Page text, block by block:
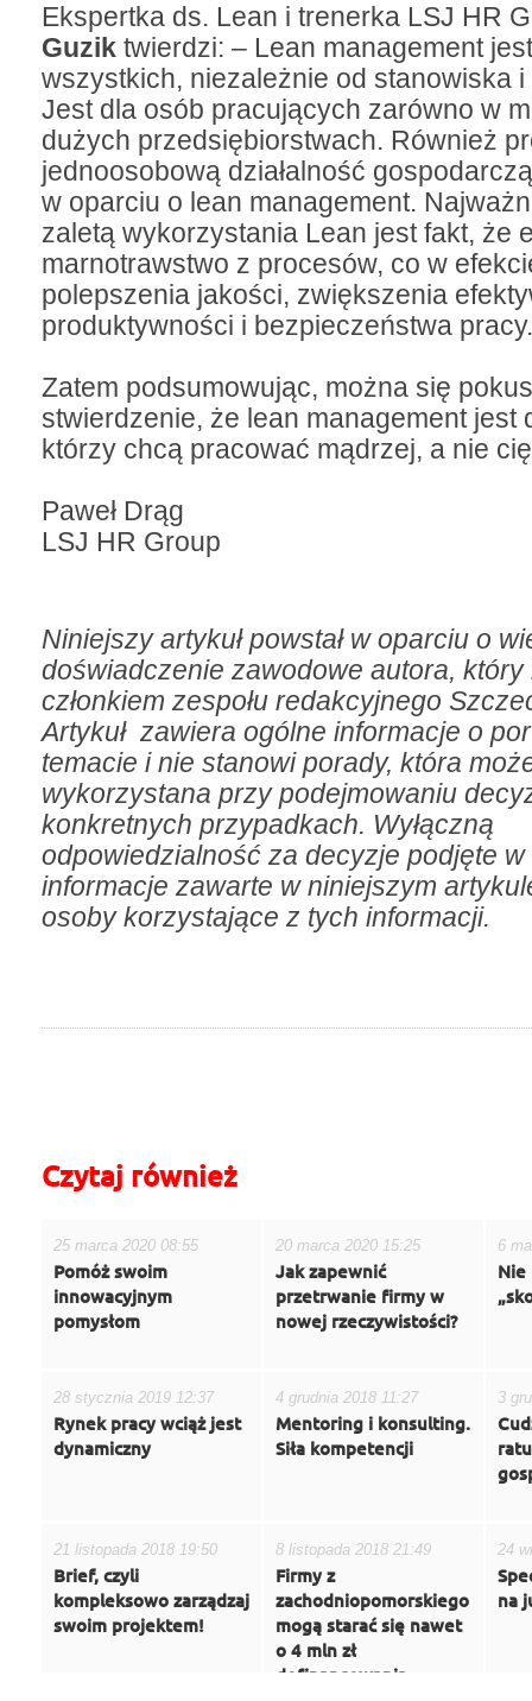
Ekspertka ds. Lean i trenerka LSJ HR
Guzik twierdzi: – Lean management
wszystkich, niezależnie od stanowiska i
Jest dla osób pracujących zarówno w
dużych przedsiębiorstwach. Również
jednoosobową działalność
w oparciu o lean management.
zaletą wykorzystania Lean jest fakt, że
marnotrawstwo z procesów, co w
polepszenia jakości, zwiększenia
produktywności i bezpieczeństwa pracy.
Zatem podsumowując, można się
stwierdzenie, że lean management jest
którzy chcą pracować mądrzej, a nie
Paweł Drąg
LSJ HR Group
Niniejszy artykuł powstał w oparciu o
doświadczenie zawodowe autora, który
członkiem zespołu redakcyjnego
Artykuł zawiera ogólne informacje o
temacie i nie stanowi porady, która
wykorzystana przy podejmowaniu
konkretnych przypadkach. Wyłączną
odpowiedzialność za decyzje podjęte
informacje zawarte w niniejszym
osoby korzystające z tych informacji.
Czytaj również
25 marca 2020 08:55
Pomóż swoim
innowacyjnym
pomysłom
20 marca 2020 15:25
Jak zapewnić
przetrwanie firmy w
nowej rzeczywistości?
6
Nie
28 stycznia 2019 12:37
Rynek pracy wciąż jest
dynamiczny
4 grudnia 2018 11:27
Mentoring i konsulting.
Siła kompetencji
3
21 listopada 2018 19:50
Brief, czyli
kompleksowo zarządzaj
swoim projektem!
8 listopada 2018 21:49
Firmy z
zachodniopomorskiego
mogą starać się nawet
o 4 mln zł
dofinansowania
24
na